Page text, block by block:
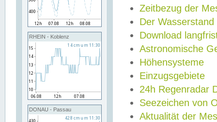
RHEIN - Koblenz
DONAU - Passau
Zeitbezug der
Der Wasserstand
Download
Astronomische
Höhensysteme
Einzugsgebiete
24h Regenradar
Seezeichen von
Aktualität der